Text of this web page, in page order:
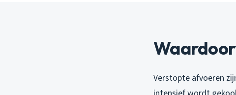
Verstopte afvoeren